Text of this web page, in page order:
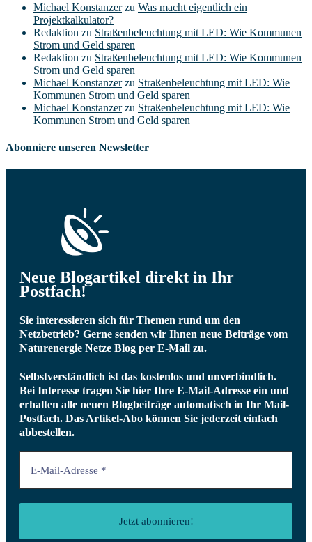
Michael Konstanzerzu Was macht eigentlich ein
Projektkalkulator?
Redaktion zu Straßenbeleuchtung mit LED: Wie Kommunen
Strom und Geld sparen
Redaktion zu Straßenbeleuchtung mit LED: Wie Kommunen
Strom und Geld sparen
Michael Konstanzerzu Straßenbeleuchtung mit LED: Wie
Kommunen Strom und Geld sparen
Michael Konstanzerzu Straßenbeleuchtung mit LED: Wie
Kommunen Strom und Geld sparen
Abonniere unseren Newsletter
Neue Blogartikel direkt in Ihr
Postfach!
Sie interessieren sich für Themen rund um den
Netzbetrieb? Gerne senden wir Ihnen neue Beiträge vom
Naturenergie Netze Blog per E-Mail zu.
Selbstverständlich ist das kostenlos und unverbindlich.
Bei Interesse tragen Sie hier Ihre E-Mail-Adresse ein und
erhalten alle neuen Blogbeiträge automatisch in Ihr Mail-
Postfach. Das Artikel-Abo können Sie jederzeit einfach
abbestellen.